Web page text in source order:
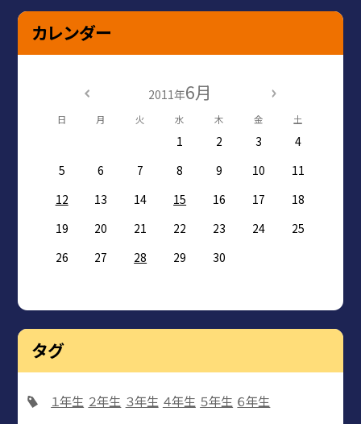
カレンダー
2011年6月
日 月 火 水 木 金 土
1 2 3
4
5
6 7 8 9 10
11
12
13 14 15 16 17
18
19
20 21 22 23 24
25
26
27 28 29 30
タグ
１年生 ２年生 ３年生 ４年生 ５年生 ６年生